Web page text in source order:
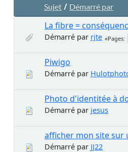
Sujet / Démarré par
La fibre =
Démarré par rjte Pages
Piwigo
Démarré par
Photo d'identitée à
Démarré par jesus
afficher mon site sur
Démarré par JJ22